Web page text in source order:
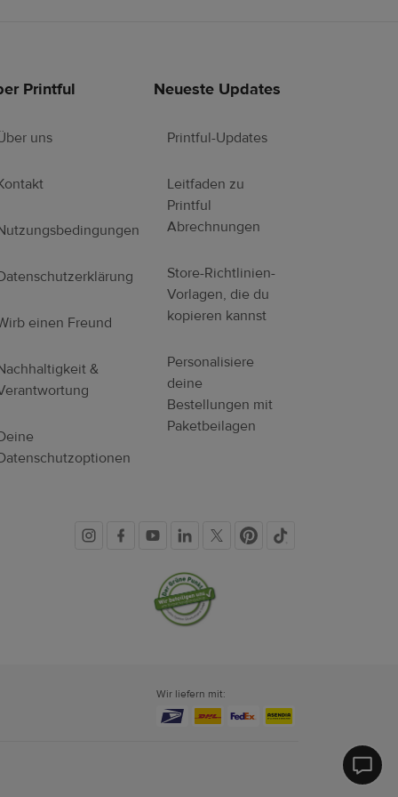
Printful
uns
einen Freund
&
Neueste Updates
Printful-Updates
Leitfaden zu
Printful
Abrechnungen
Store-Richtlinien-
Vorlagen, die du
kopieren kannst
Personalisiere
deine
Bestellungen mit
Paketbeilagen
Soziale
Medien
Vertrauenssiegel
Wir liefern mit: